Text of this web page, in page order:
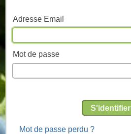
Adresse Email
Mot de passe
S'identifier
Mot de passe perdu ?